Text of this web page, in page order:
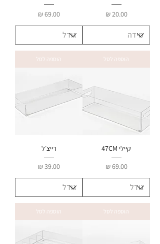
מחיר‏20.00 ‏₪
הוספה לסל
מחיר‏69.00 ‏₪
הוספה לסל
קיילי 47CM
מחיר‏69.00 ‏₪
הוספה לסל
רייצ׳ל
מחיר‏39.00 ‏₪
הוספה לסל